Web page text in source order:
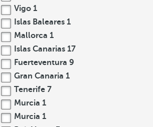
Vigo 1
Islas Baleares 1
Mallorca 1
Islas Canarias 17
Fuerteventura 9
Gran Canaria 1
Tenerife 7
Murcia 1
Murcia 1